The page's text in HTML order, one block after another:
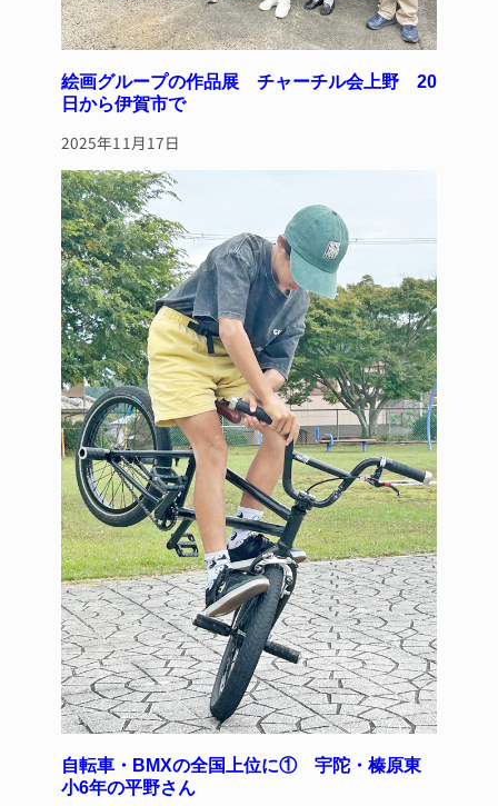
絵画グループの作品展 チャーチル会上野 20
日から伊賀市で
2025年11月17日
自転車・BMXの全国上位に① 宇陀・榛原東
小6年の平野さん